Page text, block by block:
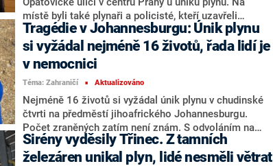
přinejmenším na částečnou demolici objektu.
místě byli také plynaři a policisté, kteří uzavřeli
Opatovickou a její nejbližší okolí. Spolu s hasiči
evakuovali z místa zhruba 150 lidí, řekla po 19:00
mluvčí pražské policie Violeta Siřišťová. Na místo
dorazila i záchranná služba s vozem Fénix pro
mimořádné situace, nikoho ale nemusela ošetřit. Po
20:00 začali energetici připojovat budovy zpátky k
proudu, poté se evakuovaní vrátí zpátky do svých
domovů, informovali na síti X hasiči.
Tragédie v Johannesburgu: Únik plynu
si vyžádal nejméně 16 životů, řada lidí je
v nemocnici
Téma: Zahraničí ■ Aktualizováno
Nejméně 16 životů si vyžádal únik plynu v chudinské
čtvrti na předměstí jihoafrického Johannesburgu.
Počet zraněných zatím není znám. S odvoláním na
jihoafrické úřady to napsala agentura Reuters. Místní
činitelé původně informovali o 24 obětech, později ale
Sirény vyděsily Třinec. Z tamních
železáren unikal plyn, lidé nesměli větrat